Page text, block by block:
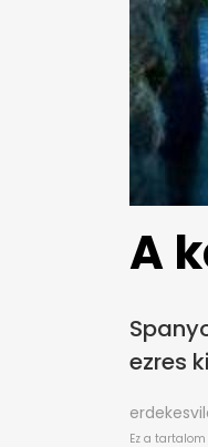
A
ezres